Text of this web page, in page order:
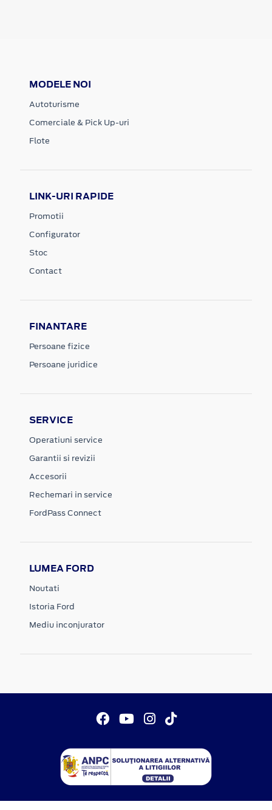
MODELE NOI
Autoturisme
Comerciale & Pick Up-uri
Flote
LINK-URI RAPIDE
Promotii
Configurator
Stoc
Contact
FINANTARE
Persoane fizice
Persoane juridice
SERVICE
Operatiuni service
Garantii si revizii
Accesorii
Rechemari in service
FordPass Connect
LUMEA FORD
Noutati
Istoria Ford
Mediu inconjurator